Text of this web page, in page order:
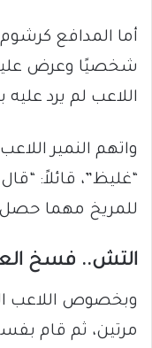
أما المدافع
شخصيًا وعرض عليه
اللاعب لم يرد
واتهم النمير
“غليظ”، قائلاً:
للمريخ مهما
التش.. فسخ
وبخصوص اللاعب
مرتين، ثم قام